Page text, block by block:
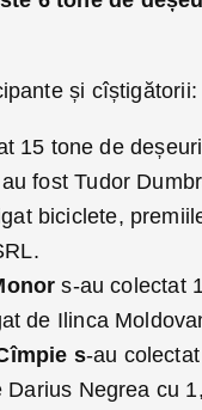
și cîștigătorii:
15 tone de
fost Tudor
biciclete,
s-au colectat
de Ilinca
s-au
Negrea cu